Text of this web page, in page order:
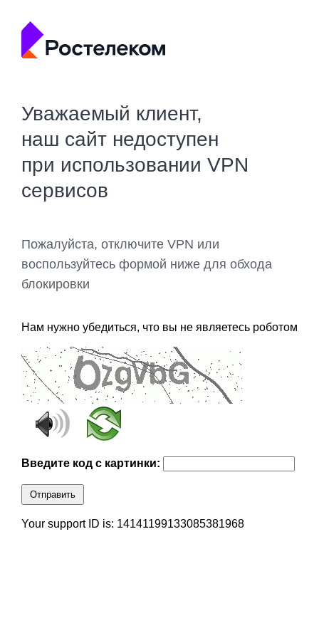
Уважаемый клиент,
наш сайт недоступен
при использовании VPN
сервисов
Пожалуйста, отключите VPN или
воспользуйтесь формой ниже для обхода
блокировки
Нам нужно убедиться, что вы не являетесь роботом
Введите код с картинки:
Отправить
Your support ID is: 14141199133085381968